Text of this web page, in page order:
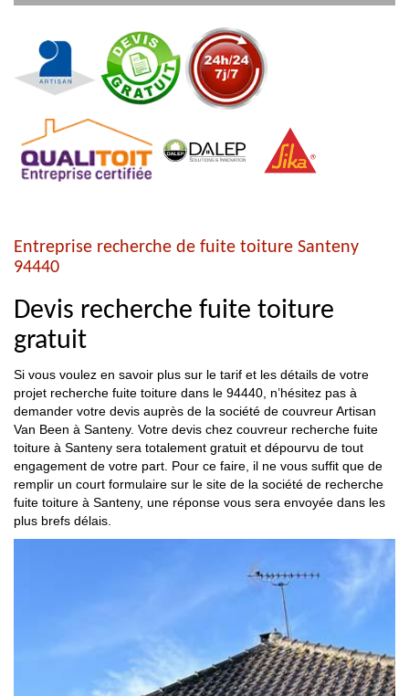
Entreprise recherche de fuite toiture Santeny
94440
Devis recherche fuite toiture
gratuit
Si vous voulez en savoir plus sur le tarif et les détails de votre
projet recherche fuite toiture dans le 94440, n’hésitez pas à
demander votre devis auprès de la société de couvreur Artisan
Van Been à Santeny. Votre devis chez couvreur recherche fuite
toiture à Santeny sera totalement gratuit et dépourvu de tout
engagement de votre part. Pour ce faire, il ne vous suffit que de
remplir un court formulaire sur le site de la société de recherche
fuite toiture à Santeny, une réponse vous sera envoyée dans les
plus brefs délais.